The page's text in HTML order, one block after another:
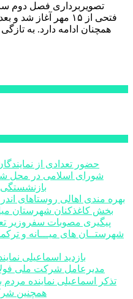
تصویربرداری فصل دوم
فتحی از ۱۵ مهر آغاز
همچنان ادامه دارد. به
شورای اسلامی در محل
بخش کاغذکنان شهرستان
شهرستــان های میـــانه و
مدیرعامل شرکت ملی
همچنین